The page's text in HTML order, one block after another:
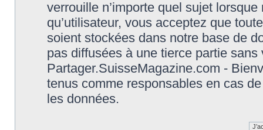
verrouille n’importe quel sujet
qu’utilisateur, vous acceptez que
soient stockées dans notre base de
pas diffusées à une tierce partie
Partager.SuisseMagazine.com -
tenus comme responsables en cas
les données.